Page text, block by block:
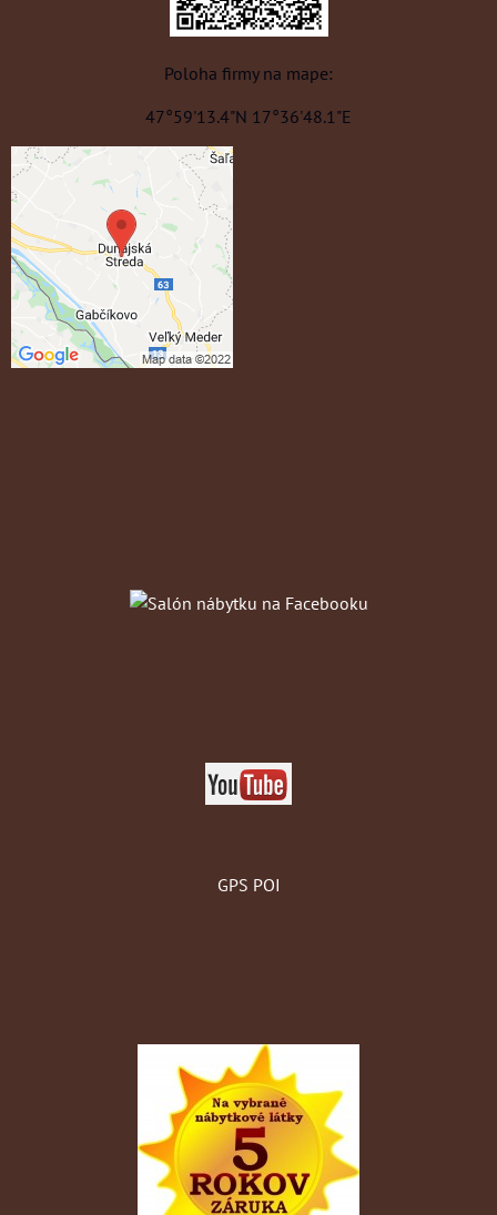
Poloha firmy na mape:
47°59'13.4"N 17°36'48.1"E
GPS POI